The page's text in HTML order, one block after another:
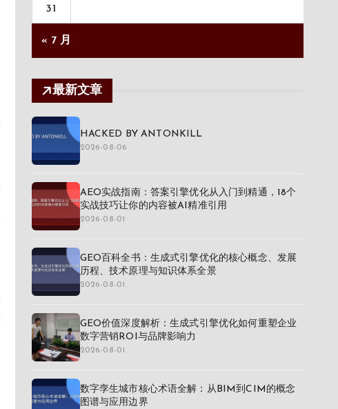
31
« 7 月
最新文章
HACKED BY ANTONKILL
2026-08-06
AEO实战指南：答案引擎优化从入门到精通，18个
实战技巧让你的内容被AI精准引用
2026-08-01
GEO百科全书：生成式引擎优化的核心概念、发展
历程、技术原理与知识体系全景
2026-08-01
GEO价值深度解析：生成式引擎优化如何重塑企业
数字营销ROI与品牌影响力
2026-08-01
数字孪生城市核心术语全解：从BIM到CIM的概念
图谱与应用边界